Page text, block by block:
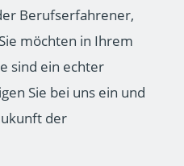
Berufserfahrener,
möchten in Ihrem
sind ein echter
Sie bei uns ein und
der